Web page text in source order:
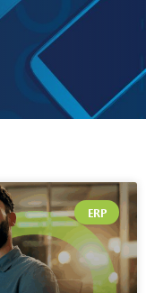
ERP